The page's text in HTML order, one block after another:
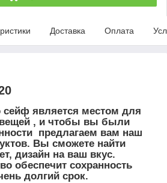
Доставка Оплата
сейф является местом для
, и чтобы вы были
предлагаем вам наш
Вы сможете найти
дизайн на ваш вкус.
обеспечит сохранность
долгий срок.